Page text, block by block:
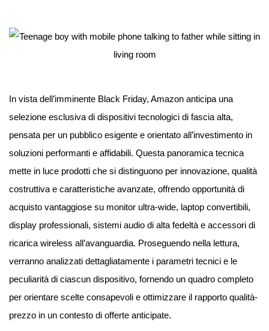
In vista dell’imminente Black Friday, Amazon anticipa una
selezione esclusiva di dispositivi tecnologici di fascia alta,
pensata per un pubblico esigente e orientato all’investimento in
soluzioni performanti e affidabili. Questa panoramica tecnica
mette in luce prodotti che si distinguono per innovazione, qualità
costruttiva e caratteristiche avanzate, offrendo opportunità di
acquisto vantaggiose su monitor ultra-wide, laptop convertibili,
display professionali, sistemi audio di alta fedeltà e accessori di
ricarica wireless all’avanguardia. Proseguendo nella lettura,
verranno analizzati dettagliatamente i parametri tecnici e le
peculiarità di ciascun dispositivo, fornendo un quadro completo
per orientare scelte consapevoli e ottimizzare il rapporto qualità-
prezzo in un contesto di offerte anticipate.